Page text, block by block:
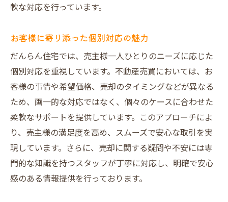
軟な対応を行っています。
お客様に寄り添った個別対応の魅力
だんらん住宅では、売主様一人ひとりのニーズに応じた
個別対応を重視しています。不動産売買においては、お
客様の事情や希望価格、売却のタイミングなどが異なる
ため、画一的な対応ではなく、個々のケースに合わせた
柔軟なサポートを提供しています。このアプローチによ
り、売主様の満足度を高め、スムーズで安心な取引を実
現しています。さらに、売却に関する疑問や不安には専
門的な知識を持つスタッフが丁寧に対応し、明確で安心
感のある情報提供を行っております。